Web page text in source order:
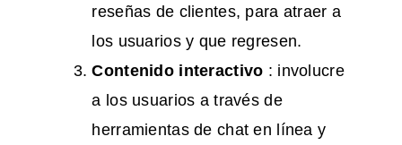
reseñas de clientes, para atraer a
los usuarios y que regresen.
Contenido interactivo : involucre
a los usuarios a través de
herramientas de chat en línea y